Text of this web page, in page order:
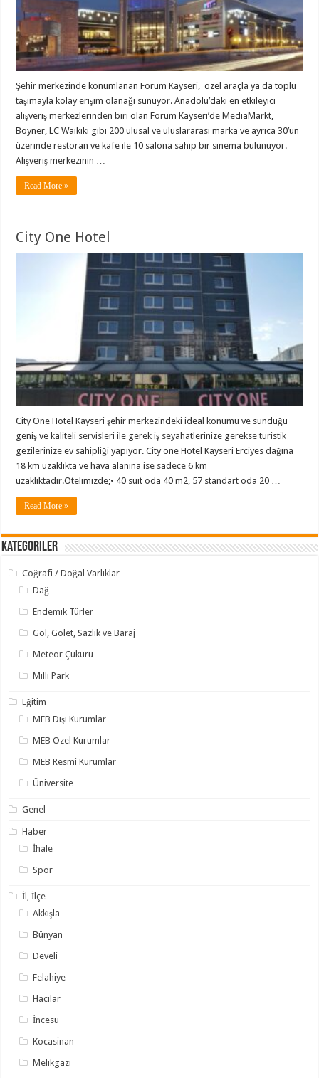
Şehir merkezinde konumlanan Forum Kayseri, özel araçla ya da toplu
taşımayla kolay erişim olanağı sunuyor. Anadolu’daki en etkileyici
alışveriş merkezlerinden biri olan Forum Kayseri’de MediaMarkt,
Boyner, LC Waikiki gibi 200 ulusal ve uluslararası marka ve ayrıca 30’un
üzerinde restoran ve kafe ile 10 salona sahip bir sinema bulunuyor.
Alışveriş merkezinin …
Read More »
City One Hotel
City One Hotel Kayseri şehir merkezindeki ideal konumu ve sunduğu
geniş ve kaliteli servisleri ile gerek iş seyahatlerinize gerekse turistik
gezilerinize ev sahipliği yapıyor. City one Hotel Kayseri Erciyes dağına
18 km uzaklıkta ve hava alanına ise sadece 6 km
uzaklıktadır.Otelimizde;• 40 suit oda 40 m2, 57 standart oda 20 …
Read More »
Kategoriler
Coğrafi / Doğal Varlıklar
Dağ
Endemik Türler
Göl, Gölet, Sazlık ve Baraj
Meteor Çukuru
Milli Park
Eğitim
MEB Dışı Kurumlar
MEB Özel Kurumlar
MEB Resmi Kurumlar
Üniversite
Genel
Haber
İhale
Spor
İl, İlçe
Akkışla
Bünyan
Develi
Felahiye
Hacılar
İncesu
Kocasinan
Melikgazi